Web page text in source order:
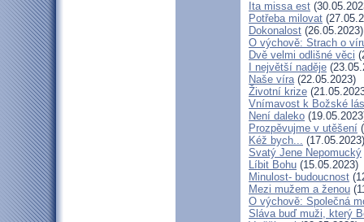
Ita missa est
Potřeba milovat
Dokonalost (26.05.2023)
O výchově: Strach o
Dvě velmi odlišné věci
I největší naděje
Naše víra(22.05.2023)
Životní krize
Vnímavost k Božské
Není daleko
Prozpěvujme v utěšení
Kéž bych... (17.05.2023)
Svatý Jene Nepomucký
Líbit Bohu (15.05.2023)
Minulost- budoucnost
Mezi mužem a ženou
O výchově: Společná
Sláva buď muži, který